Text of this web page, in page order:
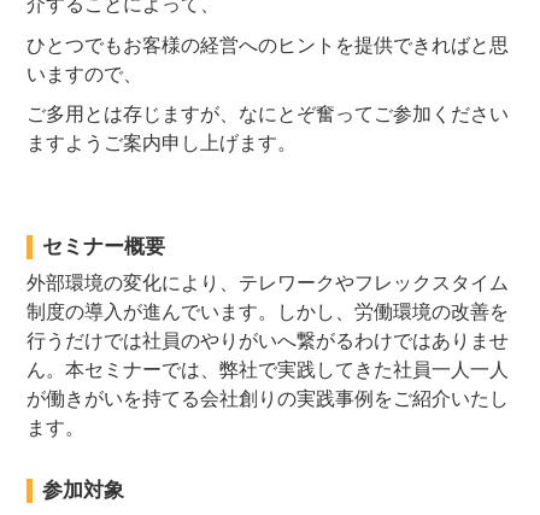
介することによって、
ひとつでもお客様の経営へのヒントを提供できればと思
いますので、
ご多用とは存じますが、なにとぞ奮ってご参加ください
ますようご案内申し上げます。
セミナー概要
外部環境の変化により、テレワークやフレックスタイム
制度の導入が進んでいます。しかし、労働環境の改善を
行うだけでは社員のやりがいへ繋がるわけではありませ
ん。本セミナーでは、弊社で実践してきた社員一人一人
が働きがいを持てる会社創りの実践事例をご紹介いたし
ます。
参加対象